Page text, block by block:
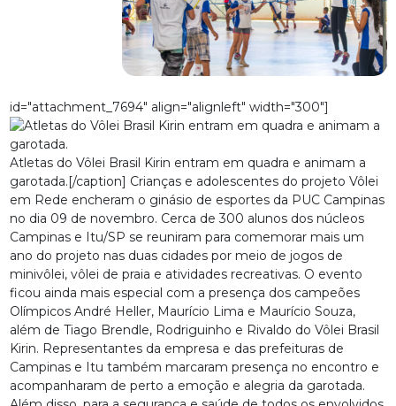
id="attachment_7694" align="alignleft" width="300"]
Atletas do Vôlei Brasil Kirin entram em quadra e animam a
garotada.[/caption] Crianças e adolescentes do projeto Vôlei
em Rede encheram o ginásio de esportes da PUC Campinas
no dia 09 de novembro. Cerca de 300 alunos dos núcleos
Campinas e Itu/SP se reuniram para comemorar mais um
ano do projeto nas duas cidades por meio de jogos de
minivôlei, vôlei de praia e atividades recreativas. O evento
ficou ainda mais especial com a presença dos campeões
Olímpicos André Heller, Maurício Lima e Maurício Souza,
além de Tiago Brendle, Rodriguinho e Rivaldo do Vôlei Brasil
Kirin. Representantes da empresa e das prefeituras de
Campinas e Itu também marcaram presença no encontro e
acompanharam de perto a emoção e alegria da garotada.